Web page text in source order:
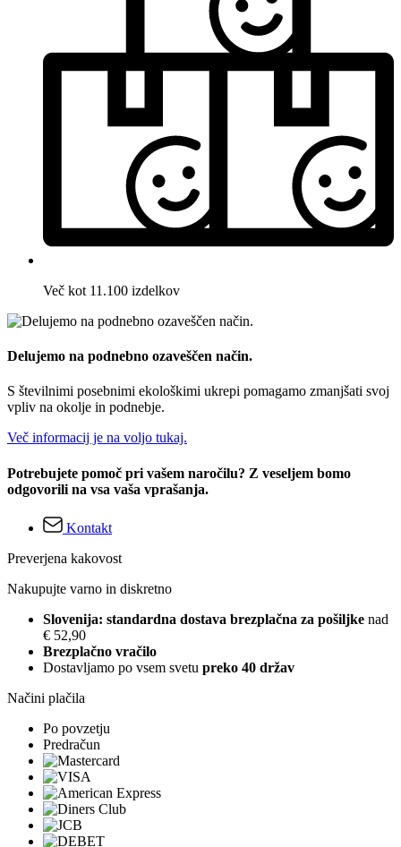
Več kot 11.100 izdelkov
Delujemo na podnebno ozaveščen način.
S številnimi posebnimi ekološkimi ukrepi pomagamo zmanjšati svoj
vpliv na okolje in podnebje.
Več informacij je na voljo tukaj.
Potrebujete pomoč pri vašem naročilu? Z veseljem bomo
odgovorili na vsa vaša vprašanja.
Kontakt
Preverjena kakovost
Nakupujte varno in diskretno
Slovenija: standardna dostava brezplačna za pošiljke nad
€ 52,90
Brezplačno vračilo
Dostavljamo po vsem svetu preko 40 držav
Načini plačila
Po povzetju
Predračun